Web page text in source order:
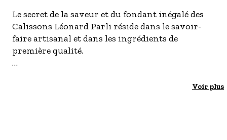
Le secret de la saveur et du fondant inégalé des
Calissons Léonard Parli réside dans le savoir-
faire artisanal et dans les ingrédients de
première qualité.
Voir plus